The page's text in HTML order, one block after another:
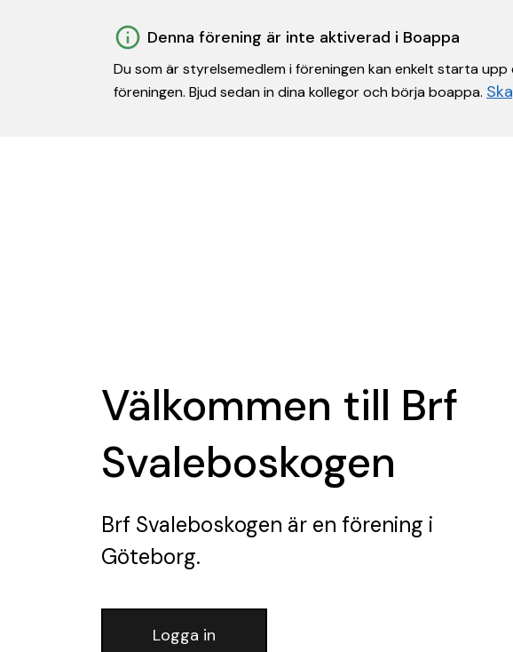
Denna förening är inte aktiverad i Boappa
Du som är styrelsemedlem i föreningen kan enkelt starta
föreningen. Bjud sedan in dina kollegor och börja boappa.
Välkommen till Brf
Svaleboskogen
Brf Svaleboskogen är en förening i
Göteborg.
Logga in